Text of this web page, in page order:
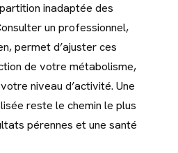
inadaptée des
un professionnel,
permet d’ajuster ces
de votre métabolisme,
niveau d’activité. Une
reste le chemin le plus
pérennes et une santé